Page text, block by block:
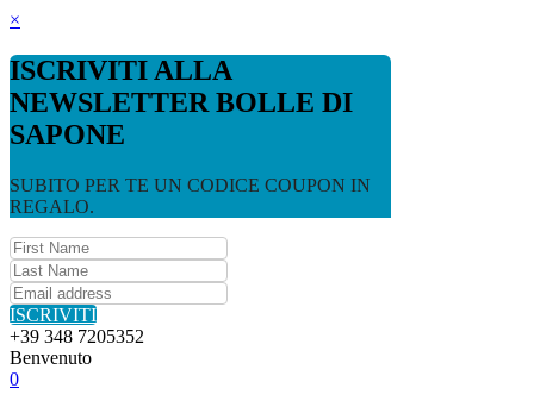
×
ISCRIVITI ALLA
NEWSLETTER BOLLE DI
SAPONE
SUBITO PER TE UN CODICE COUPON IN
REGALO.
ISCRIVITI
+39 348 7205352
Benvenuto
0